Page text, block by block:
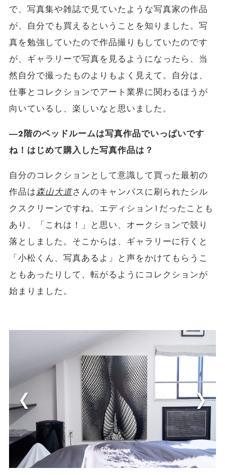
で、写真集や雑誌で見ていたような写真家の作品
が、自分でも買えるということを知りました。写
真を勉強していたので作品撮りもしていたのです
が、ギャラリーで写真を見るようになったら、当
然自分で撮ったものよりもよく見えて。自分は、
仕事とコレクションでアート業界に関わるほうが
向いているし、楽しいなと思いました。
―2階のベッドルームは写真作品でいっぱいです
ね！はじめて購入した写真作品は？
自分のコレクションとして意識して買った最初の
作品は森山大道さんのキャンバスに刷られたシル
クスクリーンですね。エディション1だったことも
あり、「これは！」と思い、オークションで競り
落としました。そこからは、ギャラリーに行くと
「小松くん、写真あるよ」と声をかけてもらうこ
ともあったりして、転がるようにコレクションが
始まりました。